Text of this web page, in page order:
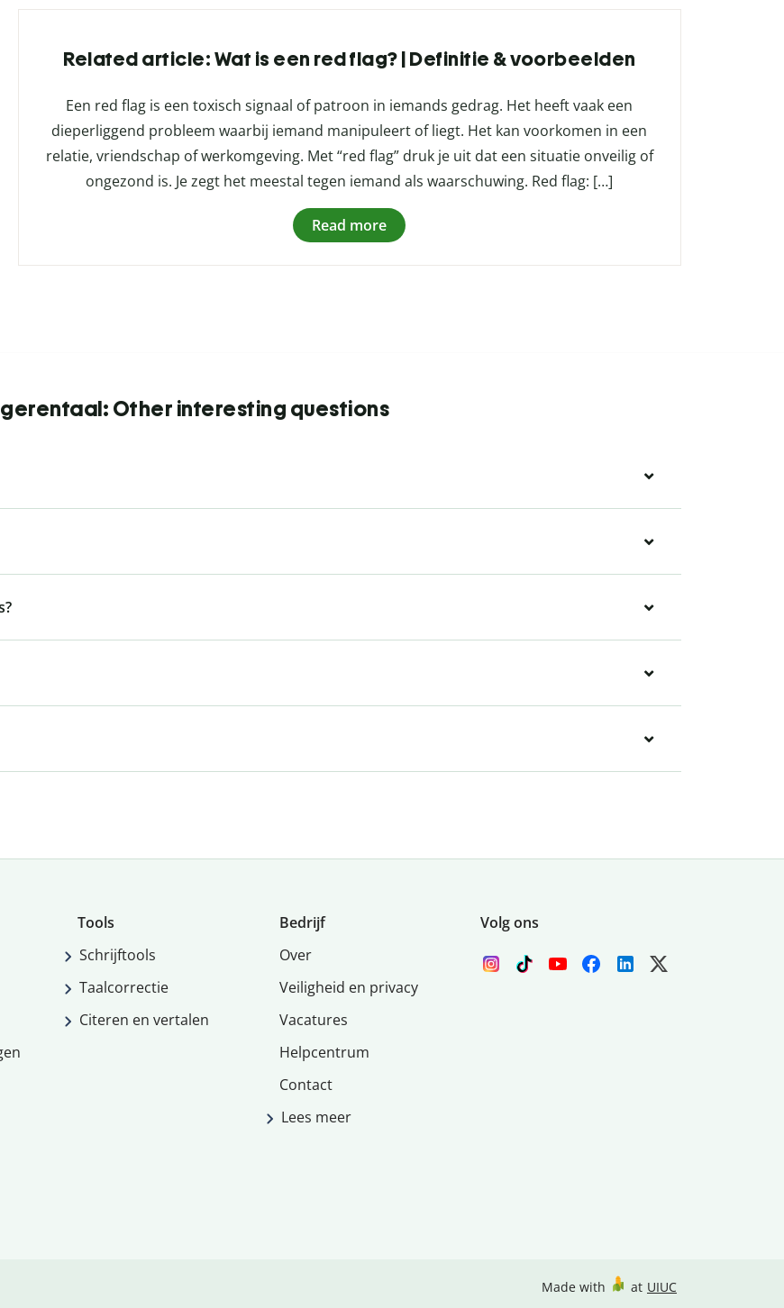
Related article: Wat is een red flag? | Definitie & voorbeelden
Een red flag is een toxisch signaal of patroon in iemands gedrag. Het heeft vaak een
dieperliggend probleem waarbij iemand manipuleert of liegt. Het kan voorkomen in een
relatie, vriendschap of werkomgeving. Met “red flag” druk je uit dat een situatie onveilig of
ongezond is. Je zegt het meestal tegen iemand als waarschuwing. Red flag: […]
Read more
Other interesting questions
Tools
Schrijftools
Taalcorrectie
Citeren en vertalen
Bedrijf
Over
Veiligheid en privacy
Vacatures
Helpcentrum
Contact
Lees meer
Volg ons
Made with at UIUC